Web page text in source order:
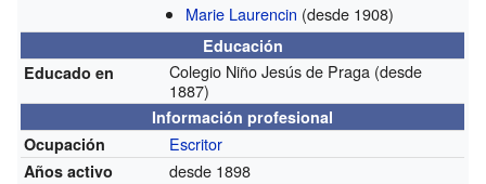
Marie Laurencin (desde 1908)
Educación
Educado en
Colegio Niño Jesús de Praga (desde
1887)
Información profesional
Ocupación
Escritor
Años activo desde 1898